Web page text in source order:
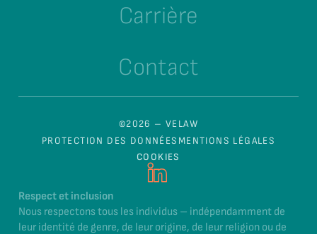
Carrière
Contact
©2026 – VELAW
PROTECTION DES DONNÉES MENTIONS LÉGALES
COOKIES
Respect et inclusion
Nous respectons tous les individus – indépendamment de
leur identité de genre, de leur origine, de leur religion ou de